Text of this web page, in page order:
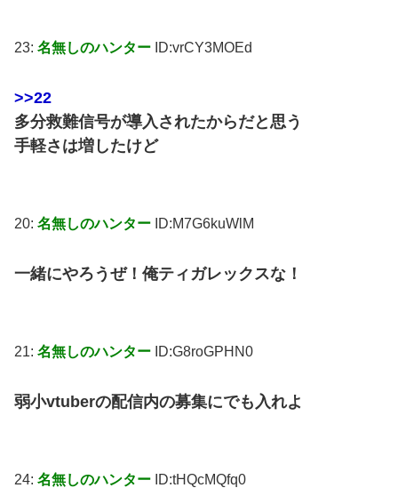
23: 名無しのハンター ID:vrCY3MOEd
>>22
多分救難信号が導入されたからだと思う
手軽さは増したけど
20: 名無しのハンター ID:M7G6kuWlM
一緒にやろうぜ！俺ティガレックスな！
21: 名無しのハンター ID:G8roGPHN0
弱小vtuberの配信内の募集にでも入れよ
24: 名無しのハンター ID:tHQcMQfq0